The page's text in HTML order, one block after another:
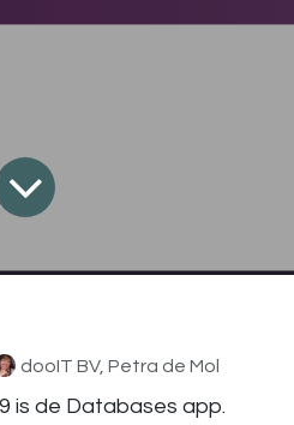
dooIT BV, Petra de Mol
is de Databases app.